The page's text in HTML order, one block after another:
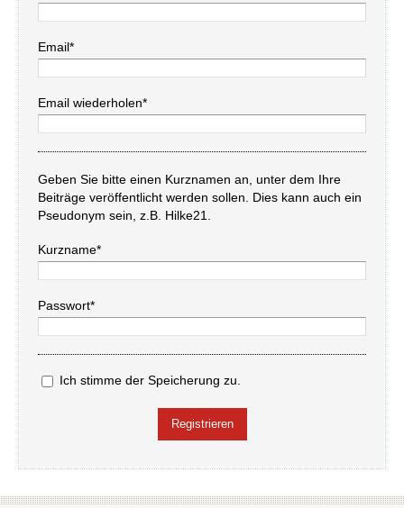
Email*
Email wiederholen*
Geben Sie bitte einen Kurznamen an, unter dem Ihre
Beiträge veröffentlicht werden sollen. Dies kann auch ein
Pseudonym sein, z.B. Hilke21.
Kurzname*
Passwort*
Ich stimme der Speicherung zu.